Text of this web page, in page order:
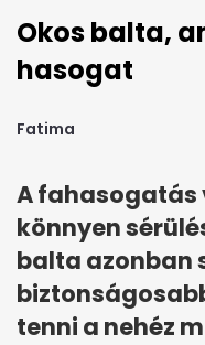
Okos balta,
hasogat
Fatima
A fahasogatás
könnyen
balta azonban
tenni a nehéz